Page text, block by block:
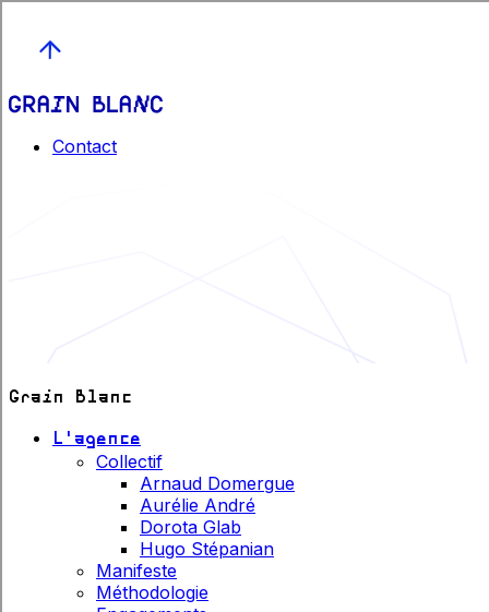
Contact
Grain Blanc
L'agence
Collectif
Arnaud Domergue
Aurélie André
Dorota Glab
Hugo Stépanian
Manifeste
Méthodologie